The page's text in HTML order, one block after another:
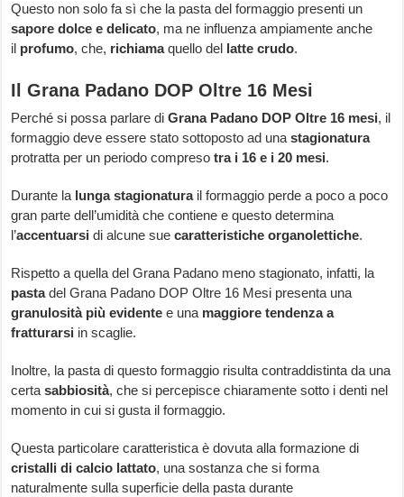
Questo non solo fa sì che la pasta del formaggio presenti un
sapore dolce e delicato, ma ne influenza ampiamente anche
il profumo, che, richiamaquello del latte crudo.
Il Grana Padano DOP Oltre 16 Mesi
Perché si possa parlare diGrana Padano DOP Oltre 16 mesi, il
formaggio deve essere stato sottoposto ad unastagionatura
protratta per un periodo compreso tra i 16 e i 20 mesi.
Durante la lunga stagionaturail formaggio perde a poco a poco
gran parte dell’umidità che contiene e questo determina
l’accentuarsi di alcune suecaratteristiche organolettiche.
Rispetto a quella del Grana Padano meno stagionato, infatti, la
pastadel Grana Padano DOP Oltre 16 Mesi presenta una
granulosità più evidente e una maggiore tendenza a
fratturarsi in scaglie.
Inoltre, la pasta di questo formaggio risulta contraddistinta da una
certasabbiosità, che si percepisce chiaramente sotto i denti nel
momento in cui si gusta il formaggio.
Questa particolare caratteristica è dovuta alla formazione di
cristalli di calcio lattato, una sostanza che si forma
naturalmente sulla superficie della pasta durante